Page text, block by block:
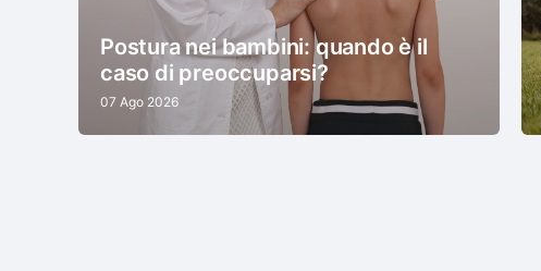
Postura nei bambini: quando è il
caso di preoccuparsi?
07 Ago 2026